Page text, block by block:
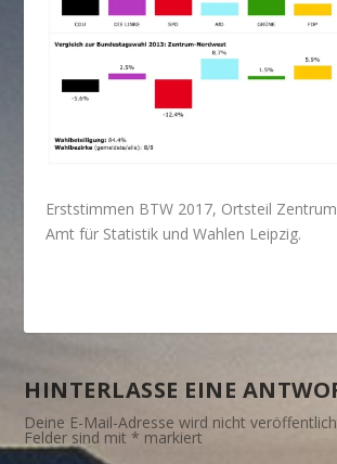
Erststimmen BTW 2017, Ortsteil
Amt für Statistik und Wahlen Leipzig.
HINTERLASSE EINE
Deine E-Mail-Adresse wird nicht
Felder sind mit * markiert